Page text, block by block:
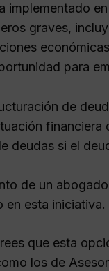
implementado
graves,
para
de
financiera
deudas si el
de un
en esta iniciativa.
que esta
los de